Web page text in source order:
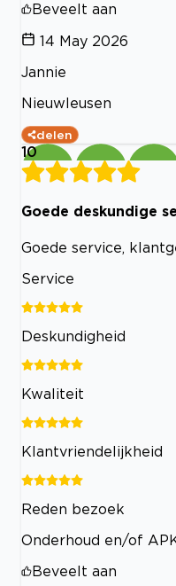
Beveelt aan
14 May 2026
Jannie
Nieuwleusen
delen
10
Goede deskundige
Goede service,
Service
Deskundigheid
Kwaliteit
Klantvriendelijkheid
Reden bezoek
Onderhoud en/of
Beveelt aan